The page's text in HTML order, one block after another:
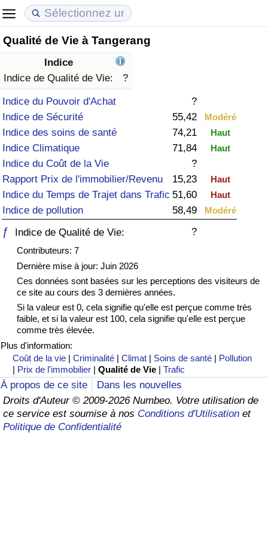
Qualité de Vie à Tangerang
Indice
Indice de Qualité de Vie:
?
Indice du Pouvoir d'Achat
?
Indice de Sécurité
55,42 Modéré
Indice des soins de santé 74,21 Haut
Indice Climatique 71,84 Haut
Indice du Coût de la Vie
?
Rapport Prix de l'immobilier/Revenu
15,23 Haut
Indice du Temps de Trajet dans Trafic 51,60 Haut
Indice de pollution 58,49 Modéré
ƒ Indice de Qualité de Vie: ?
Contributeurs: 7
Dernière mise à jour: Juin 2026
Ces données sont basées sur les perceptions des visiteurs de
ce site au cours des 3 dernières années.
Si la valeur est 0, cela signifie qu'elle est perçue comme très
faible, et si la valeur est 100, cela signifie qu'elle est perçue
comme très élevée.
Plus d'information:
Coût de la vie |Criminalité |Climat | Soins de santé | Pollution
| Prix de l'immobilier |Qualité de Vie |Trafic
À propos de ce site
Dans les nouvelles
Droits d'Auteur © 2009-2026 Numbeo. Votre utilisation de
ce service est soumise à nos Conditions d'Utilisation et
Politique de Confidentialité
Coût de la vie
Indice du Coût de la Vie (Actuel)
Indice du Coût de la Vie
Indice du coût de la vie par pays
à Akaba
Prix de l'immobilier
Indice des Prix de l'immobilier (Actuel)
Indice des Prix de l'immobilier
Indice des Prix de l'immobilier par Pays
Qualité de Vie
Indice de Qualité de Vie
Indice de Qualité de Vie (Actuel)
Indice de qualité de vie par pays
Criminalité
Indice de Criminalité (Actuel)
Indice de Criminalité
Soins de santé
Indice des soins de santé (Actuel)
Indice des soins de santé
Indice des soins de santé par Pays
Pollution